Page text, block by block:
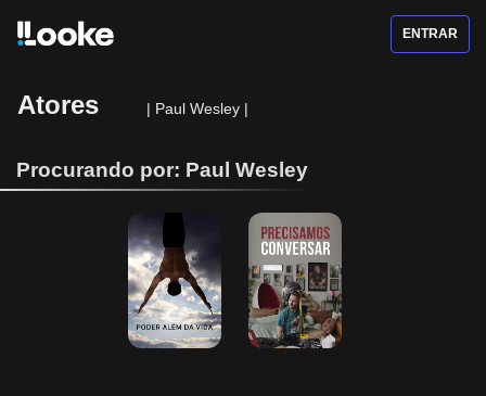
ENTRAR
Atores | Paul Wesley |
Procurando por: Paul Wesley
Poder Além da
Vida
Precisamos
Conversar